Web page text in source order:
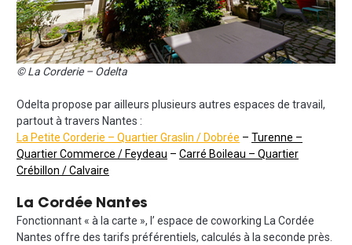
© La Corderie – Odelta
Odelta propose par ailleurs plusieurs autres espaces de travail,
partout à travers Nantes :
La Petite Corderie – Quartier Graslin / Dobrée – Turenne –
Quartier Commerce / Feydeau – Carré Boileau – Quartier
Crébillon / Calvaire
La Cordée Nantes
Fonctionnant « à la carte », l’ espace de coworking La Cordée
Nantes offre des tarifs préférentiels, calculés à la seconde près.